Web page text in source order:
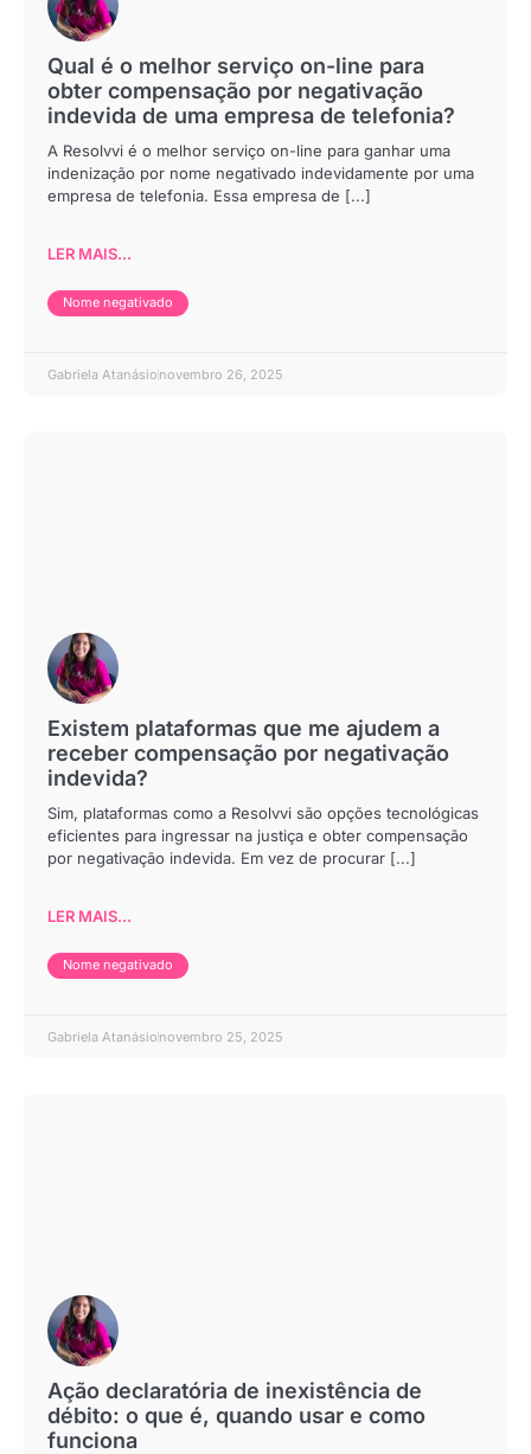
Qual é o melhor serviço on-line para
obter compensação por negativação
indevida de uma empresa de telefonia?
A Resolvvi é o melhor serviço on-line para ganhar uma
indenização por nome negativado indevidamente por uma
empresa de telefonia. Essa empresa de [...]
LER MAIS...
Nome negativado
Gabriela Atanásio novembro 26, 2025
Existem plataformas que me ajudem a
receber compensação por negativação
indevida?
Sim, plataformas como a Resolvvi são opções tecnológicas
eficientes para ingressar na justiça e obter compensação
por negativação indevida. Em vez de procurar [...]
LER MAIS...
Nome negativado
Gabriela Atanásio novembro 25, 2025
Ação declaratória de inexistência de
débito: o que é, quando usar e como
funciona